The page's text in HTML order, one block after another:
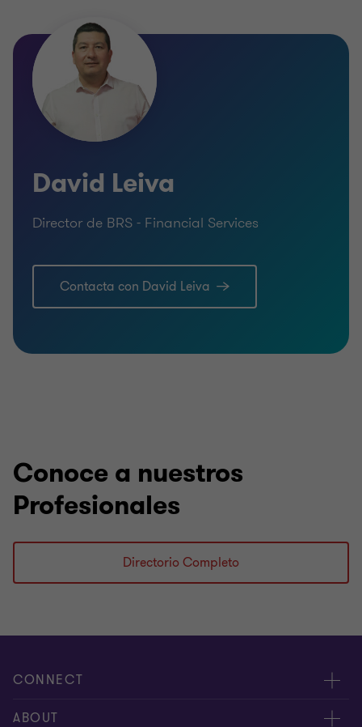
David Leiva
Director de BRS - Financial Services
Contacta con David Leiva
Conoce a nuestros
Profesionales
Directorio Completo
CONNECT
Nuestra gente
ABOUT